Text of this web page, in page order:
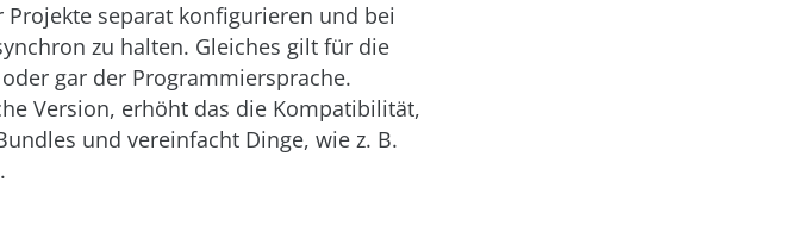
separat konfigurieren und bei
zu halten. Gleiches gilt für die
gar der Programmiersprache.
Version, erhöht das die Kompatibilität,
und vereinfacht Dinge, wie z. B.